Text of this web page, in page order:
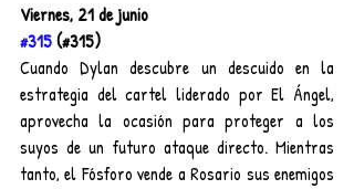
Viernes, 21 de junio
#315 (#315)
Cuando Dylan descubre un descuido en la
estrategia del cartel liderado por El Ángel,
aprovecha la ocasión para proteger a los
suyos de un futuro ataque directo. Mientras
tanto, el Fósforo vende a Rosario sus enemigos